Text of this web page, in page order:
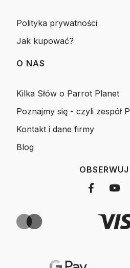
Polityka prywatności
Jak kupować?
O NAS
Kilka Słów o Parrot Planet
Poznajmy się - czyli zespół
Kontakt i dane firmy
Blog